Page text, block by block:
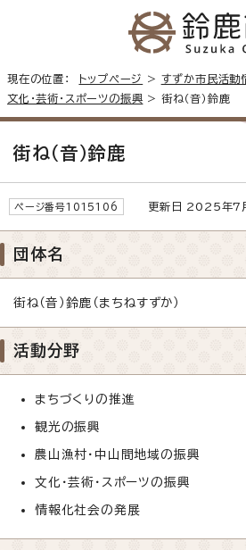
現在の位置： トップページ > すずか市民活動
文化・芸術・スポーツの振興 > 街ね（音）鈴鹿
街ね（音）鈴鹿
ページ番号1015106 更新日 2025年7
団体名
街ね（音）鈴鹿（まちねすずか）
活動分野
まちづくりの推進
観光の振興
農山漁村・中山間地域の振興
文化・芸術・スポーツの振興
情報化社会の発展